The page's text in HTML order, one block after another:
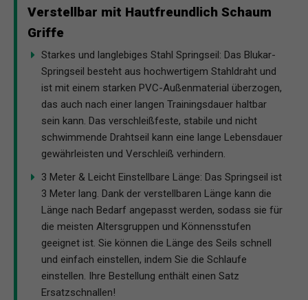
Verstellbar mit Hautfreundlich Schaum
Griffe
Starkes und langlebiges Stahl Springseil: Das Blukar-
Springseil besteht aus hochwertigem Stahldraht und
ist mit einem starken PVC-Außenmaterial überzogen,
das auch nach einer langen Trainingsdauer haltbar
sein kann. Das verschleißfeste, stabile und nicht
schwimmende Drahtseil kann eine lange Lebensdauer
gewährleisten und Verschleiß verhindern.
3 Meter & Leicht Einstellbare Länge: Das Springseil ist
3 Meter lang. Dank der verstellbaren Länge kann die
Länge nach Bedarf angepasst werden, sodass sie für
die meisten Altersgruppen und Könnensstufen
geeignet ist. Sie können die Länge des Seils schnell
und einfach einstellen, indem Sie die Schlaufe
einstellen. Ihre Bestellung enthält einen Satz
Ersatzschnallen!